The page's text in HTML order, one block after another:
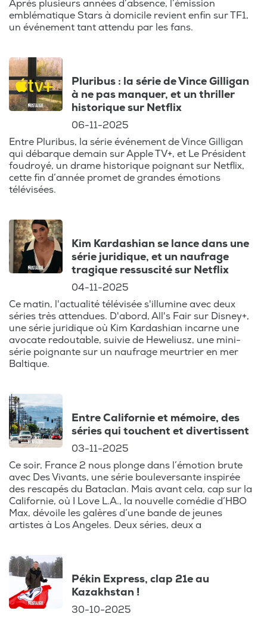
Après plusieurs années d’absence, l’émission
emblématique Stars à domicile revient enfin sur TF1,
un événement tant attendu par les fans.
Pluribus : la série de Vince Gilligan
à ne pas manquer, et un thriller
historique sur Netflix
06-11-2025
Entre Pluribus, la série événement de Vince Gilligan
qui débarque demain sur Apple TV+, et Le Président
foudroyé, un drame historique poignant sur Netflix,
cette fin d’année promet de grandes émotions
télévisées.
Kim Kardashian se lance dans une
série juridique, et un naufrage
tragique ressuscité sur Netflix
04-11-2025
Ce matin, l'actualité télévisée s'illumine avec deux
séries très attendues. D'abord, All's Fair sur Disney+,
une série juridique où Kim Kardashian incarne une
avocate redoutable, suivie de Heweliusz, une mini-
série poignante sur un naufrage meurtrier en mer
Baltique.
Entre Californie et mémoire, des
séries qui touchent et divertissent
03-11-2025
Ce soir, France 2 nous plonge dans l’émotion brute
avec Des Vivants, une série bouleversante inspirée
des rescapés du Bataclan. Mais avant cela, cap sur la
Californie, où I Love L.A., la nouvelle comédie d’HBO
Max, dévoile les galères d’une bande de jeunes
artistes à Los Angeles. Deux séries, deux a
Pékin Express, clap 21e au
Kazakhstan !
30-10-2025